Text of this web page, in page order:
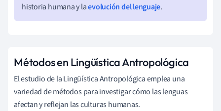
historia humana y laevolución del lenguaje.
Métodos en Lingüística Antropológica
El estudio de la Lingüística Antropológica emplea una
variedad de métodos para investigar cómo las lenguas
afectan y reflejan las culturas humanas.